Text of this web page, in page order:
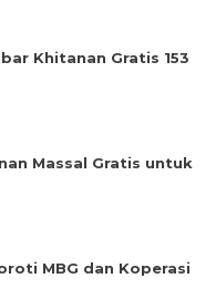
Khitanan Gratis 153
Massal Gratis untuk
MBG dan Koperasi